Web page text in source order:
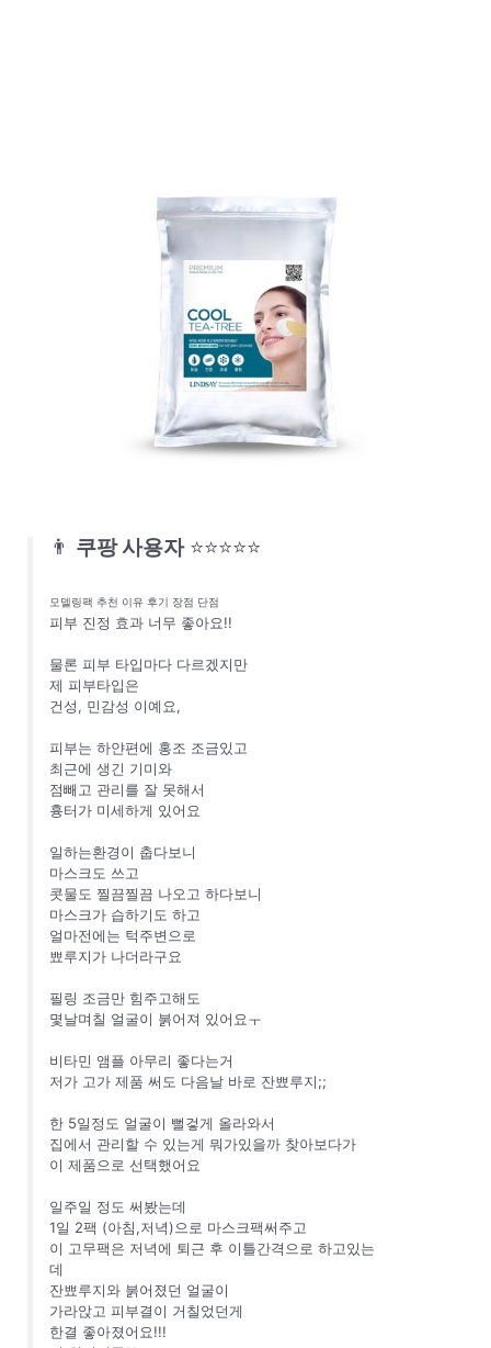
👨 쿠팡 사용자 ⭐⭐⭐⭐⭐
모델링팩 추천 이유 후기 장점 단점
피부 진정 효과 너무 좋아요!!
물론 피부 타입마다 다르겠지만
제 피부타입은
건성, 민감성 이예요,
피부는 하얀편에 홍조 조금있고
최근에 생긴 기미와
점빼고 관리를 잘 못해서
흉터가 미세하게 있어요
일하는환경이 춥다보니
마스크도 쓰고
콧물도 찔끔찔끔 나오고 하다보니
마스크가 습하기도 하고
얼마전에는 턱주변으로
뾰루지가 나더라구요
필링 조금만 힘주고해도
몇날며칠 얼굴이 붉어져 있어요ㅜ
비타민 앰플 아무리 좋다는거
저가 고가 제품 써도 다음날 바로 잔뾰루지;;
한 5일정도 얼굴이 뻘겋게 올라와서
집에서 관리할 수 있는게 뭐가있을까 찾아보다가
이 제품으로 선택했어요
일주일 정도 써봤는데
1일 2팩 (아침,저녁)으로 마스크팩써주고
이 고무팩은 저녁에 퇴근 후 이틀간격으로 하고있는
데
잔뾰루지와 붉어졌던 얼굴이
가라앉고 피부결이 거칠었던게
한결 좋아졌어요!!!